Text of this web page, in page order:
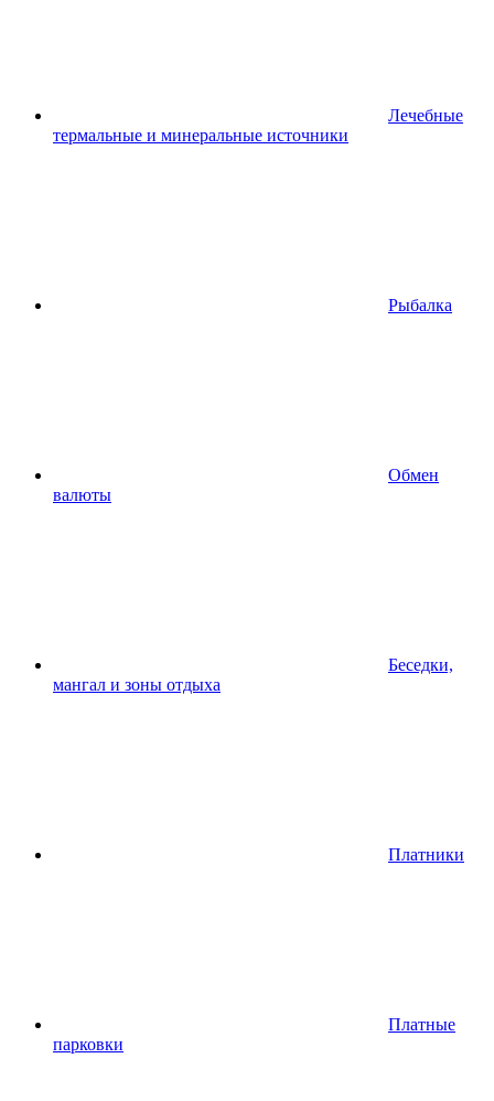
Лечебные
термальные и минеральные источники
Рыбалка
Обмен
валюты
Беседки,
мангал и зоны отдыха
Платники
Платные
парковки